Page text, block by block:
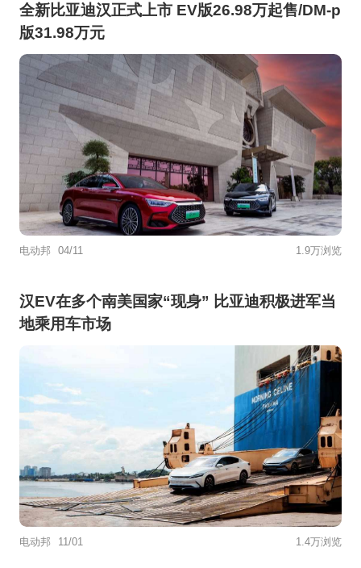
全新比亚迪汉正式上市 EV版26.98万起售/DM-p
版31.98万元
电动邦 04/11 1.9万浏览
汉EV在多个南美国家“现身” 比亚迪积极进军当
地乘用车市场
电动邦 11/01 1.4万浏览